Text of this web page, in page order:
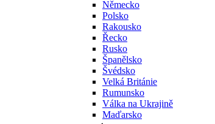
Německo
Polsko
Rakousko
Řecko
Rusko
Španělsko
Švédsko
Velká Británie
Rumunsko
Válka na Ukrajině
Maďarsko